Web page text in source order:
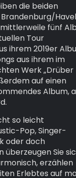
die beiden
Brandenburg/Havel
fünf
Tour
ihrem 2019er
aus ihrem im
Werk „Drüber
auf einen
Album,
so leicht
Pop, Singer-
oder doch
überzeugen Sie
erzählen
Erlebtes auf